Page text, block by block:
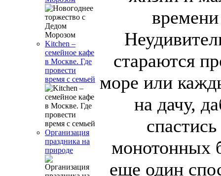
Kitchen –
семейное кафе
в Москве. Где
провести
время с семьей
Организация
праздника на
природе
стараются
море или
на дачу,
монотонных
еще один